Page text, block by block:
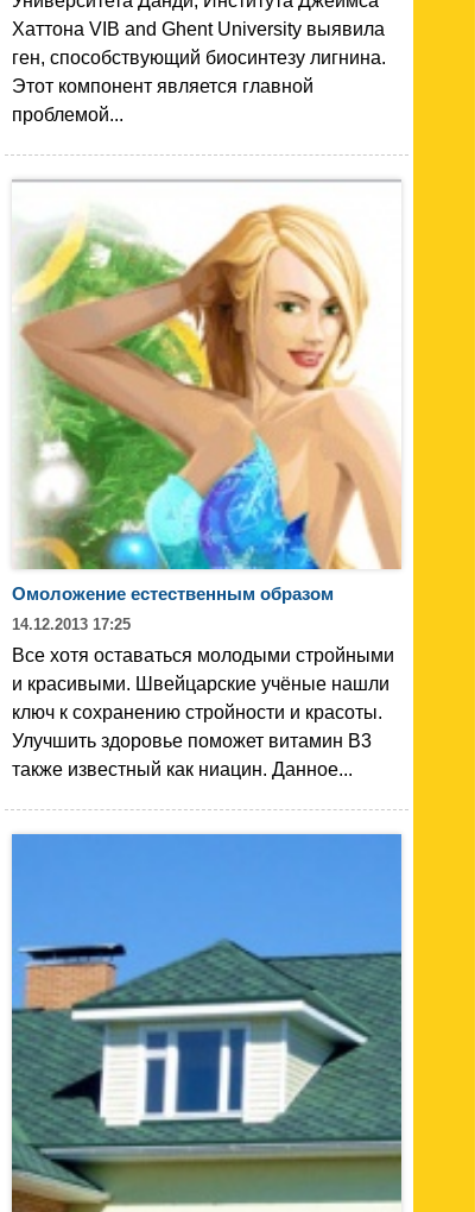
Хаттона VIB and Ghent University выявила
ген, способствующий биосинтезу лигнина.
Этот компонент является главной
проблемой...
Омоложение естественным образом
14.12.2013 17:25
Все хотя оставаться молодыми стройными
и красивыми. Швейцарские учёные нашли
ключ к сохранению стройности и красоты.
Улучшить здоровье поможет витамин B3
также известный как ниацин. Данное...